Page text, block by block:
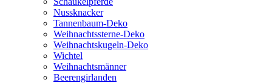
Nussknacker
Tannenbaum-Deko
Weihnachtssterne-Deko
Weihnachtskugeln-Deko
Wichtel
Weihnachtsmänner
Beerengirlanden